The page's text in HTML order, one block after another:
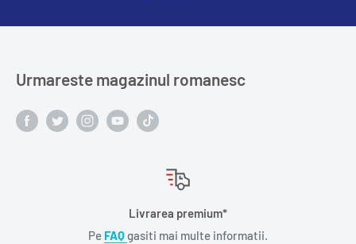
Urmareste magazinul romanesc
Livrarea premium*
Pe FAQgasiti mai multe informatii.